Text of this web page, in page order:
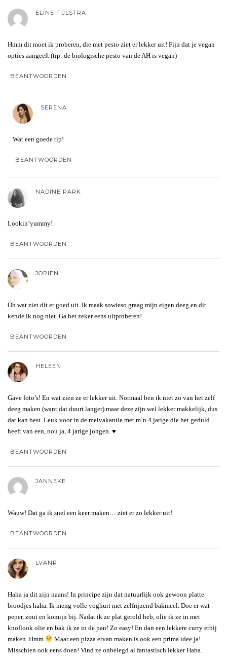
ELINE FIJLSTRA
Hmm dit moet ik proberen, die met pesto ziet er lekker uit! Fijn dat je vegan
opties aangeeft (tip: de biologische pesto van de AH is vegan)
BEANTWOORDEN
SERENA
Wat een goede tip!
BEANTWOORDEN
NADINE PARK
Lookin’yummy!
BEANTWOORDEN
JORIEN
Oh wat ziet dit er goed uit. Ik maak sowieso graag mijn eigen deeg en dit
kende ik nog niet. Ga het zeker eens uitproberen!
BEANTWOORDEN
HELEEN
Gave foto’s! En wat zien ze er lekker uit. Normaal ben ik niet zo van het zelf
deeg maken (want dat duurt langer) maar deze zijn wel lekker makkelijk, dus
dat kan best. Leuk voor in de meivakantie met m’n 4 jarige die het geduld
heeft van een, nou ja, 4 jarige jongen. ♥
BEANTWOORDEN
JANNEKE
Wauw! Dat ga ik snel een keer maken… ziet er zo lekker uit!
BEANTWOORDEN
LVANR
Haha ja dit zijn naans! In principe zijn dat natuurlijk ook gewoon platte
broodjes haha. Ik meng volle yoghurt met zelfrijzend bakmeel. Doe er wat
peper, zout en komijn bij. Nadat ik ze plat gerold heb, olie ik ze in met
knoflook olie en bak ik ze in de pan! Zo easy! En dan een lekkere curry erbij
maken. Hmm
Maar een pizza ervan maken is ook een prima idee ja!
Misschien ook eens doen! Vind ze onbelegd al fantastisch lekker Haha.